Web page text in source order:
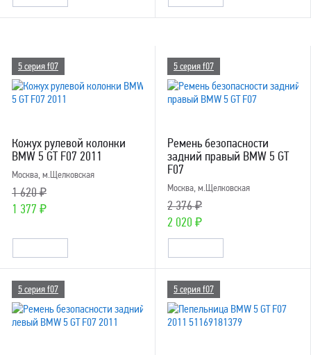
5 серия f07
Кожух рулевой колонки
BMW 5 GT F07 2011
Москва, м.Щелковская
1 620 ₽
1 377 ₽
5 серия f07
Ремень безопасности
задний правый BMW 5 GT
F07
Москва, м.Щелковская
2 376 ₽
2 020 ₽
5 серия f07 5 серия f07